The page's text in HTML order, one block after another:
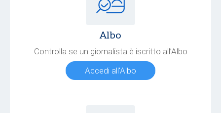
Albo
Controlla se un giornalista è iscritto all’Albo
Accedi all'Albo